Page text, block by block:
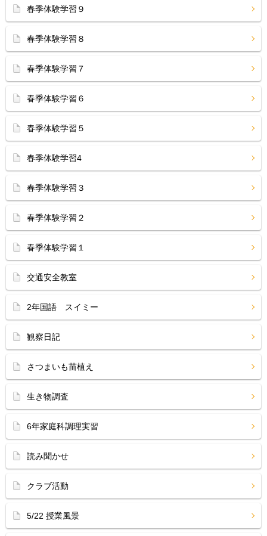
春季体験学習９
春季体験学習８
春季体験学習７
春季体験学習６
春季体験学習５
春季体験学習4
春季体験学習３
春季体験学習２
春季体験学習１
交通安全教室
2年国語 スイミー
観察日記
さつまいも苗植え
生き物調査
6年家庭科調理実習
読み聞かせ
クラブ活動
5/22 授業風景